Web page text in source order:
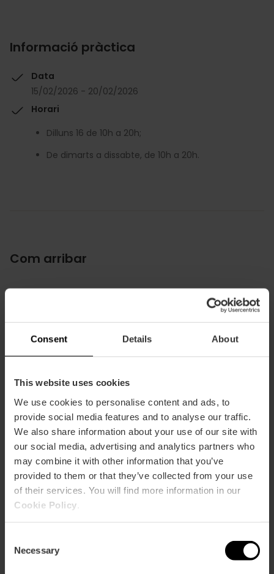
Consent Details About
This website uses cookies
We use cookies to personalise content and ads, to
provide social media features and to analyse our traffic.
We also share information about your use of our site with
our social media, advertising and analytics partners who
may combine it with other information that you’ve
provided to them or that they’ve collected from your use
of their services. You will find more information in our
Cookie Policy
Selection
Necessary
Informació pràctica
Data
15/02/2026 - 20/02/2026
Horari
Dilluns 16 de 10h a 20h;
De dimarts a dissabte, de 10h a 20h.
Com arribar
Centro de Arte Hortensia Herrero (CAHH), C. del Mar,